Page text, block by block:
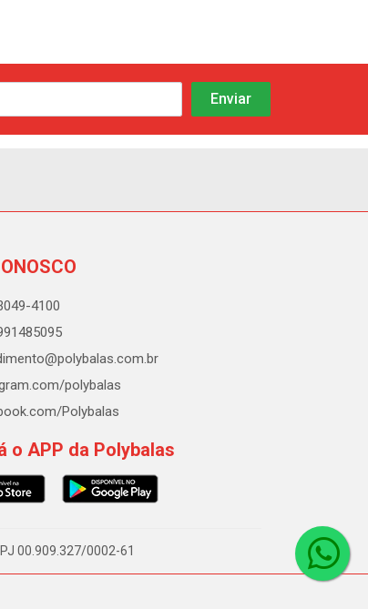
4100
polybalas
Polybalas
o APP da Polybalas
00.909.327/0002-61